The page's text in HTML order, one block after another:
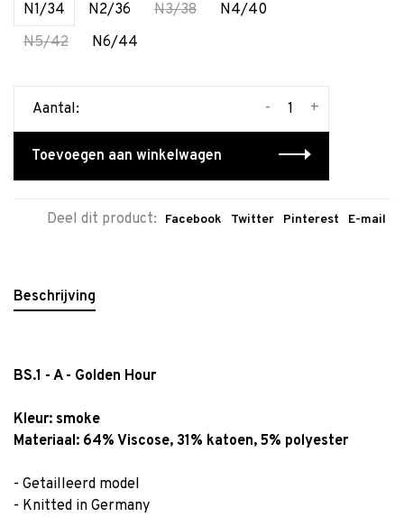
N1/34 N2/36 N3/38
N4/40
N5/42
N6/44
Aantal: +
-
Toevoegen aan winkelwagen
Deel dit product: Facebook Twitter Pinterest E-mail
Beschrijving
BS.1 - A - Golden Hour
Kleur: smoke
Materiaal: 64% Viscose, 31% katoen, 5% polyester
- Getailleerd model
- Knitted in Germany